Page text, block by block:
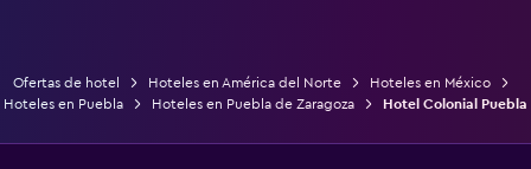
Ofertas de hotel Hoteles en América del Norte
Hoteles en México
Hoteles en Puebla
Hoteles en Puebla de Zaragoza Hotel Colonial Puebla